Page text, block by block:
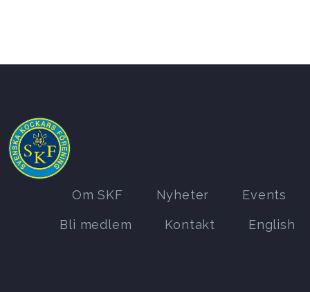
Om SKF Nyheter Events
Bli medlem Kontakt English